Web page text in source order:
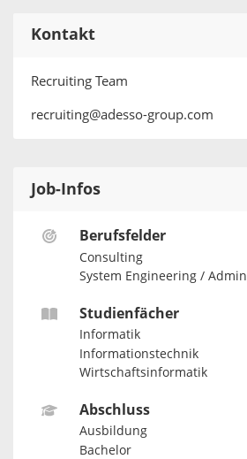
Kontakt
Recruiting Team
recruiting@adesso-group.com
Job-Infos
Berufsfelder
Consulting
System Engineering / Admin
Studienfächer
Informatik
Informationstechnik
Wirtschaftsinformatik
Abschluss
Ausbildung
Bachelor